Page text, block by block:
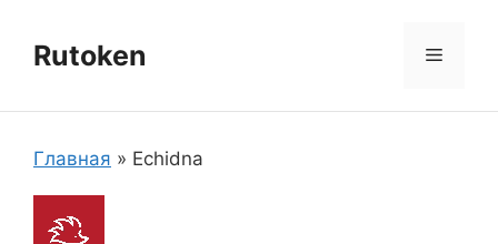
содержимому
Rutoken Меню
Главная » Echidna